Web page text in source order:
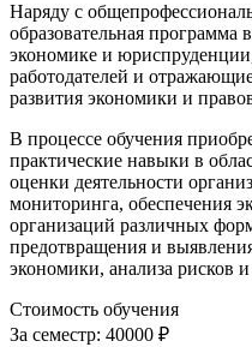
Наряду с
образовательная
экономике и
работодателей и
развития экономики и
В процессе обучения
практические навыки в
оценки деятельности
мониторинга, обеспечения
организаций различных
предотвращения и
экономики, анализа рисков
Стоимость обучения
За семестр: 40000 ₽